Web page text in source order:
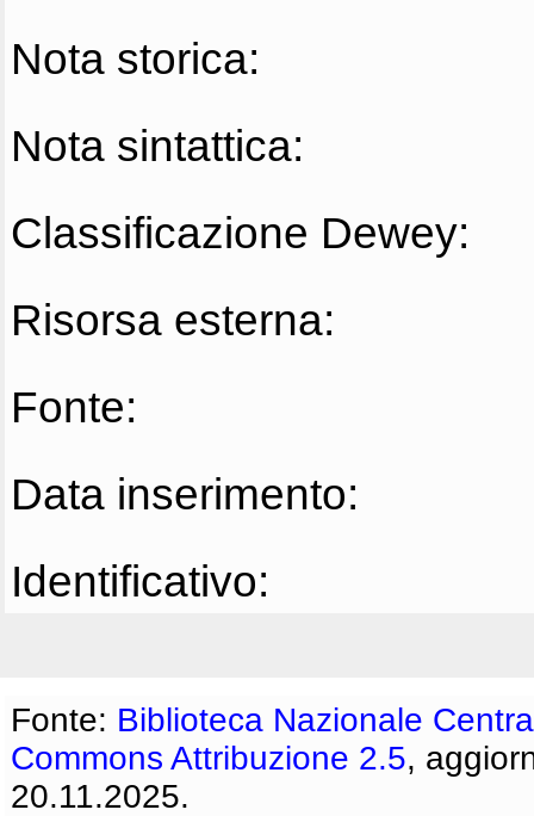
Nota storica:
Nota sintattica:
Classificazione Dewey:
Risorsa esterna:
Fonte:
Data inserimento:
Identificativo:
Fonte: Biblioteca Nazionale
Commons Attribuzione 2.5,
20.11.2025.